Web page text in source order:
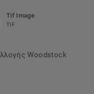
Tif Image
TIF
Woodstock